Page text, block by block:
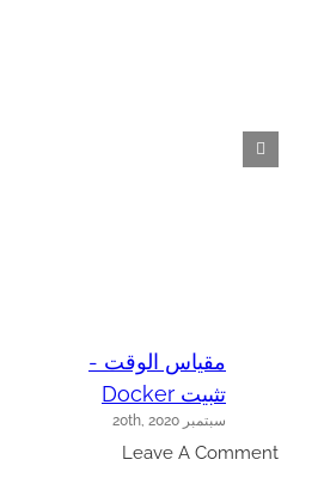
مقياس الوقت -
Leave A